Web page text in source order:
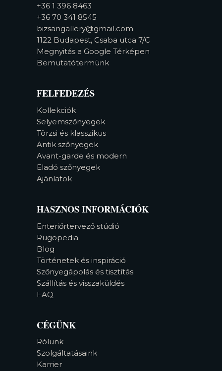
+36 1 396 8463
+36 70 341 8545
bizsangallery@gmail.com
1122 Budapest, Csaba utca 7/C
Megnyitás a Google Térképen
Bemutatótermünk
FELFEDEZÉS
Kollekciók
Selyemszőnyegek
Törzsi és klasszikus
Antik szőnyegek
Avant-garde és modern
Eladó szőnyegek
Ajánlatok
HASZNOS INFORMÁCIÓK
Enteriőrtervező stúdió
Rugopedia
Blog
Történetek és inspiráció
Szőnyegápolás és tisztítás
Szállítás és visszaküldés
FAQ
CÉGÜNK
Rólunk
Szolgáltatásaink
Karrier